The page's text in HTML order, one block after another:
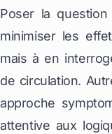
Poser la
minimiser les
mais à en
de circulation.
approche
attentive aux